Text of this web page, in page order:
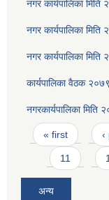
नगर कार्यपालिका
नगर कार्यपालिका
नगर कार्यपालिका
कार्यपालिका वैठक
नगरकार्यपालिका
Pages
« first
11
अन्य